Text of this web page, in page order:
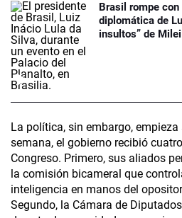
Brasil rompe
diplomática de
insultos” de Milei
La política, sin embargo, empieza
semana, el gobierno recibió
Congreso. Primero, sus aliados
la comisión bicameral que
inteligencia en manos del
Segundo, la Cámara de